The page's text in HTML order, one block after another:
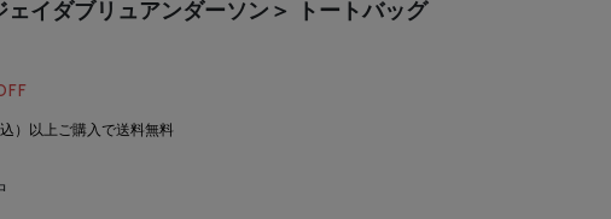
ェイダブリュアンダーソン＞ トートバッグ
）以上ご購入で送料無料